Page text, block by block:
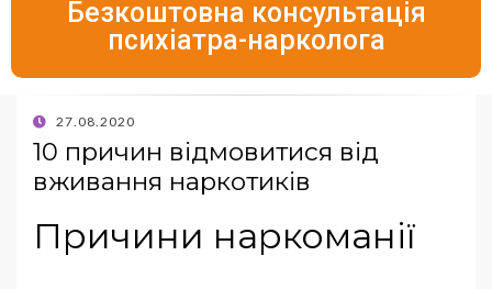
Безкоштовна консультація
психіатра-нарколога
27.08.2020
10 причин відмовитися від
вживання наркотиків
Причини наркоманії